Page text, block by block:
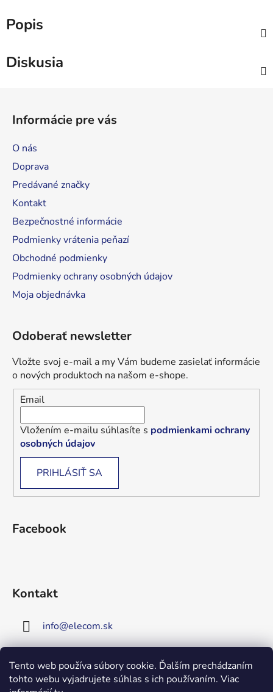
Tento web používa súbory cookie. Ďalším prechádzaním
tohto webu vyjadrujete súhlas s ich používaním. Viac
Upozornenie!
Popis
Diskusia
Informácie pre vás
O nás
Doprava
Predávané značky
Kontakt
Bezpečnostné informácie
Podmienky vrátenia peňazí
Obchodné podmienky
Podmienky ochrany osobných údajov
Moja objednávka
Odoberať newsletter
Vložte svoj e-mail a my Vám budeme zasielať informácie
o nových produktoch na našom e-shope.
Email
Vložením e-mailu súhlasíte s podmienkami ochrany
osobných údajov
PRIHLÁSIŤ SA
Facebook
Kontakt
info@elecom.sk